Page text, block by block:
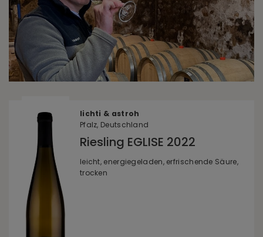
lichti & astroh
Pfalz, Deutschland
Riesling EGLISE 2022
leicht, energiegeladen, erfrischende Säure,
trocken